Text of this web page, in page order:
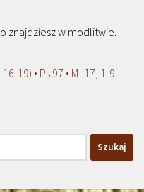
znajdziesz w modlitwie.
19) • Ps 97 • Mt 17, 1-9